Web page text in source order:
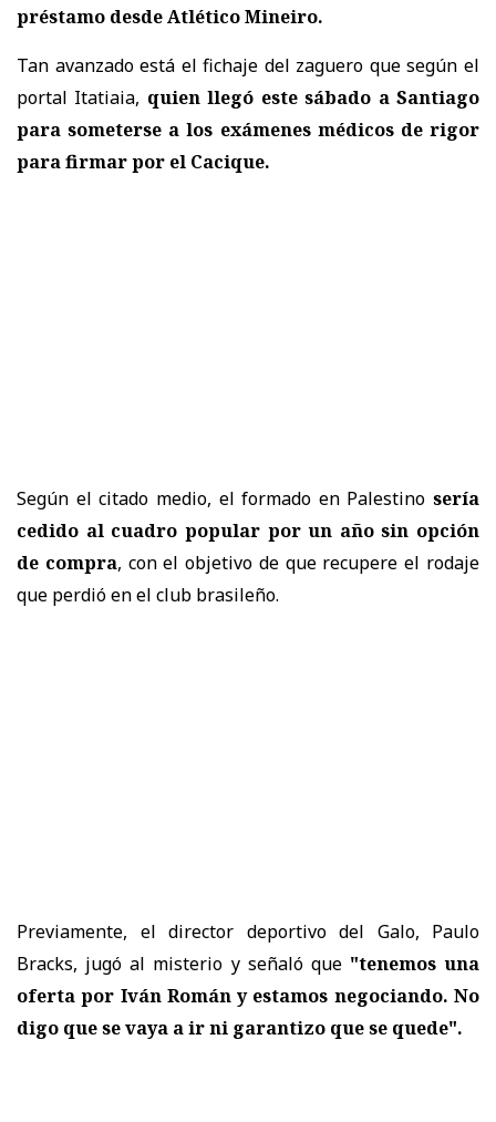
préstamo desde Atlético Mineiro.
Tan avanzado está el fichaje del zaguero que según el
portal Itatiaia, quien llegó este sábado a Santiago
para someterse a los exámenes médicos de rigor
para firmar por el Cacique.
Según el citado medio, el formado en Palestino sería
cedido al cuadro popular por un año sin opción
de compra, con el objetivo de que recupere el rodaje
que perdió en el club brasileño.
Previamente, el director deportivo del Galo, Paulo
Bracks, jugó al misterio y señaló que"tenemos una
oferta por Iván Román y estamos negociando. No
digo que se vaya a ir ni garantizo que se quede".